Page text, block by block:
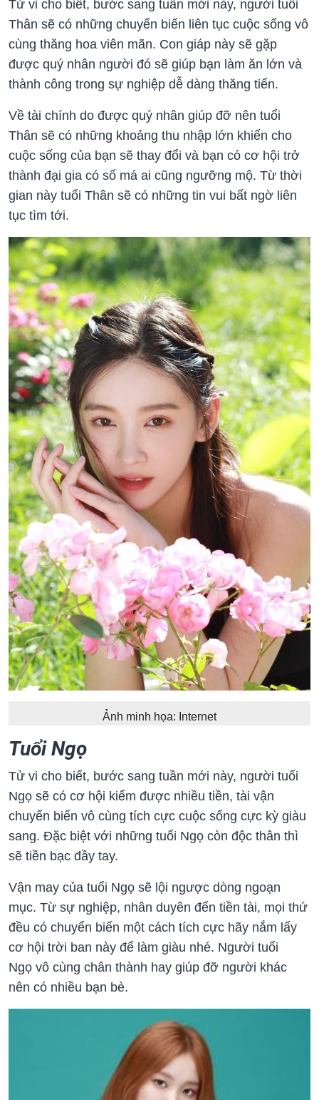
Tử vi cho biết, bước sang tuần mới này, người tuổi
Thân sẽ có những chuyển biến liên tục cuộc sống vô
cùng thăng hoa viên mãn. Con giáp này sẽ gặp
được quý nhân người đó sẽ giúp bạn làm ăn lớn và
thành công trong sự nghiệp dễ dàng thăng tiến.
Về tài chính do được quý nhân giúp đỡ nên tuổi
Thân sẽ có những khoảng thu nhập lớn khiến cho
cuộc sống của bạn sẽ thay đổi và bạn có cơ hội trở
thành đại gia có số má ai cũng ngưỡng mộ. Từ thời
gian này tuổi Thân sẽ có những tin vui bất ngờ liên
tục tìm tới.
Ảnh minh họa: Internet
Tuổi Ngọ
Tử vi cho biết, bước sang tuần mới này, người tuổi
Ngọ sẽ có cơ hội kiếm được nhiều tiền, tài vận
chuyển biến vô cùng tích cực cuộc sống cực kỳ giàu
sang. Đặc biệt với những tuổi Ngọ còn độc thân thì
sẽ tiền bạc đầy tay.
Vận may của tuổi Ngọ sẽ lội ngược dòng ngoạn
mục. Từ sự nghiệp, nhân duyên đến tiền tài, mọi thứ
đều có chuyển biến một cách tích cực hãy nắm lấy
cơ hội trời ban này để làm giàu nhé. Người tuổi
Ngọ vô cùng chân thành hay giúp đỡ người khác
nên có nhiều bạn bè.